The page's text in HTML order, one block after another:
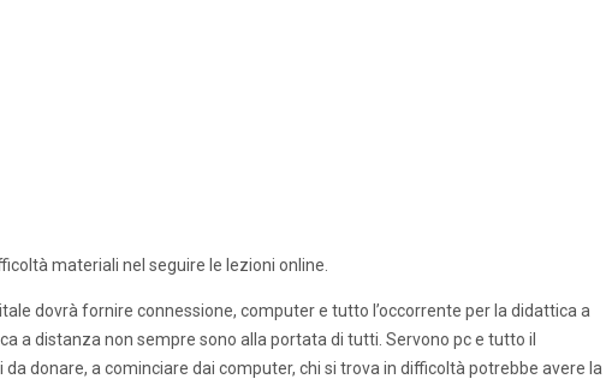
materiali nel seguire le lezioni online.
dovrà fornire connessione, computer e tutto l’occorrente per la didattica a
a distanza non sempre sono alla portata di tutti. Servono pc e tutto il
donare, a cominciare dai computer, chi si trova in difficoltà potrebbe avere la